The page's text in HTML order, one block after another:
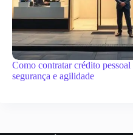
Como contratar crédito
segurança e agilidade